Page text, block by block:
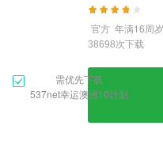
官方 年满16周岁
38698次下载
需优先下载
537net幸运澳洲10计划